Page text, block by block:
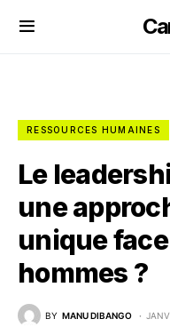
RESSOURCES HUMAINES
Le
une
unique
hommes ?
BY MANU DIBANGO